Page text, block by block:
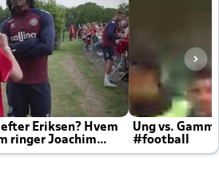
Eriksen? Hvem
ringer Joachim
Ung vs.
#football